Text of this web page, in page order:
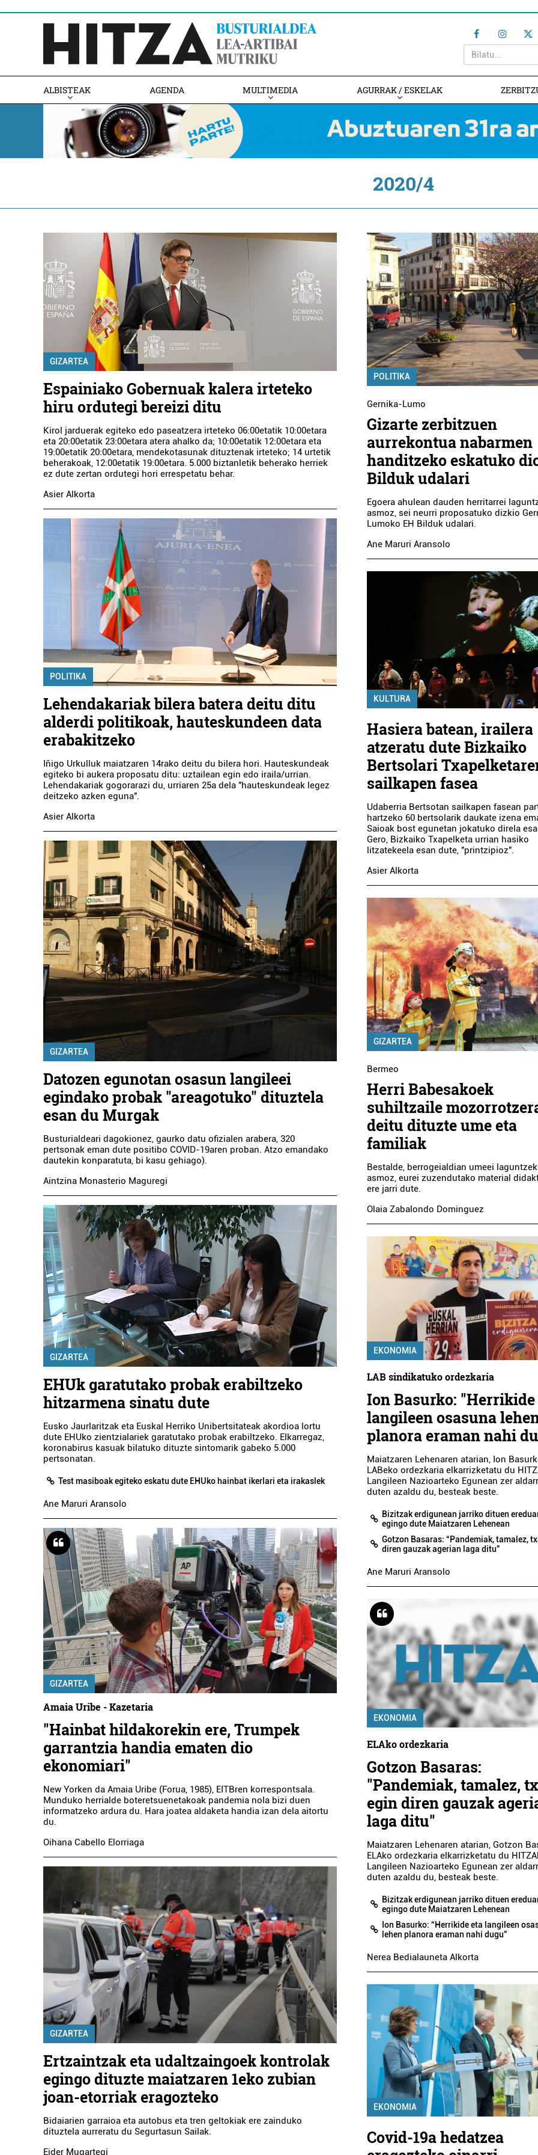
ALBISTEAK AGENDA MULTIMEDIA AGURRAK / ESKELAK
2020/4
GIZARTEA
Espainiako Gobernuak kalera irteteko
hiru ordutegi bereizi ditu
Kirol jarduerak egiteko edo paseatzera irteteko 06:00etatik 10:00etara
eta 20:00etatik 23:00etara atera ahalko da; 10:00etatik 12:00etara eta
19:00etatik 20:00etara, mendekotasunak dituztenak irteteko; 14 urtetik
beherakoak, 12:00etatik 19:00etara. 5.000 biztanletik beherako herriek
ez dute zertan ordutegi hori errespetatu behar.
Asier Alkorta
POLITIKA
Lehendakariak bilera batera deitu ditu
alderdi politikoak, hauteskundeen data
erabakitzeko
Iñigo Urkulluk maiatzaren 14rako deitu du bilera hori. Hauteskundeak
egiteko bi aukera proposatu ditu: uztailean egin edo iraila/urrian.
Lehendakariak gogorarazi du, urriaren 25a dela "hauteskundeak legez
deitzeko azken eguna".
Asier Alkorta
GIZARTEA
Datozen egunotan osasun langileei
egindako probak "areagotuko" dituztela
esan du Murgak
Busturialdeari dagokionez, gaurko datu ofizialen arabera, 320
pertsonak eman dute positibo COVID-19aren proban. Atzo emandako
dautekin konparatuta, bi kasu gehiago).
Aintzina Monasterio Maguregi
GIZARTEA
EHUk garatutako probak erabiltzeko
hitzarmena sinatu dute
Eusko Jaurlaritzak eta Euskal Herriko Unibertsitateak akordioa lortu
dute EHUko zientzialariek garatutako probak erabiltzeko. Elkarregaz,
koronabirus kasuak bilatuko dituzte sintomarik gabeko 5.000
pertsonatan.
Test masiboak egiteko eskatu dute EHUko hainbat ikerlari eta irakaslek
Ane Maruri Aransolo
GIZARTEA
Amaia Uribe - Kazetaria
"Hainbat hildakorekin ere, Trumpek
garrantzia handia ematen dio
ekonomiari"
New Yorken da Amaia Uribe (Forua, 1985), EITBren korrespontsala.
Munduko herrialde boteretsuenetakoak pandemia nola bizi duen
informatzeko ardura du. Hara joatea aldaketa handia izan dela aitortu
du.
Oihana Cabello Elorriaga
GIZARTEA
Ertzaintzak eta udaltzaingoek kontrolak
egingo dituzte maiatzaren 1eko zubian
joan-etorriak eragozteko
Bidaiarien garraioa eta autobus eta tren geltokiak ere zainduko
dituztela aurreratu du Segurtasun Sailak.
Eider Mugartegi
POLITIKA
Gernika-Lumo
Gizarte zerbitzuen
aurrekontua nabarmen
handitzeko eskatuko
Bilduk udalari
Egoera ahulean dauden herritarrei
asmoz, sei neurri proposatuko dizkio
Lumoko EH Bilduk udalari.
Ane Maruri Aransolo
KULTURA
Hasiera batean, irailera
atzeratu dute Bizkaiko
Bertsolari
sailkapen fasea
Udaberria Bertsotan sailkapen fasean
hartzeko 60 bertsolarik daukate izena
Saioak bost egunetan jokatuko direla
Gero, Bizkaiko Txapelketa urrian hasiko
litzatekeela esan dute, "printzipioz".
Asier Alkorta
GIZARTEA
Bermeo
Herri Babesakoek
suhiltzaile
deitu dituzte ume eta
familiak
Bestalde, berrogeialdian umeei
asmoz, eurei zuzendutako material
ere jarri dute.
Olaia Zabalondo Dominguez
EKONOMIA
LAB sindikatuko ordezkaria
Ion Basurko: "Herrikide
langileen osasuna
planora eraman nahi
Maiatzaren Lehenaren atarian, Ion
LABeko ordezkaria elkarrizketatu du
Langileen Nazioarteko Egunean zer
duten azaldu du, besteak beste.
Bizitzak erdigunean jarriko dituen
egingo dute Maiatzaren Lehenean
Gotzon Basaras: “Pandemiak, tamalez,
diren gauzak agerian laga ditu”
Ane Maruri Aransolo
EKONOMIA
ELAko ordezkaria
Gotzon Basaras:
"Pandemiak, tamalez,
egin diren gauzak
laga ditu"
Maiatzaren Lehenaren atarian, Gotzon
ELAko ordezkaria elkarrizketatu du
Langileen Nazioarteko Egunean zer
duten azaldu du, besteak beste.
Bizitzak erdigunean jarriko dituen
egingo dute Maiatzaren Lehenean
Ion Basurko: “Herrikide eta langileen
lehen planora eraman nahi dugu”
Nerea Bedialauneta Alkorta
EKONOMIA
Covid-19a hedatzea